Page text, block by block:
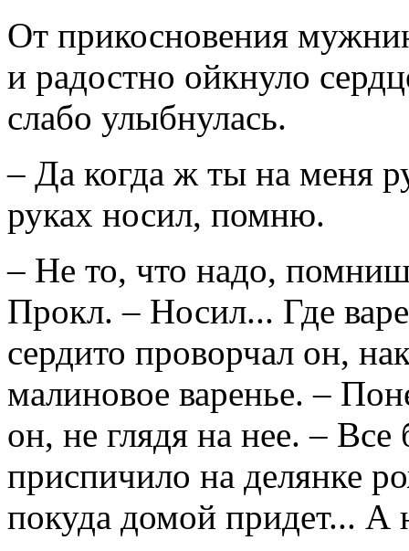
От прикосновения
и радостно ойкнуло
слабо улыбнулась.
– Да когда ж ты на меня
руках носил, помню.
– Не то, что надо,
Прокл. – Носил... Где
сердито проворчал он,
малиновое варенье. –
он, не глядя на нее. –
приспичило на делянке
покуда домой придет... А